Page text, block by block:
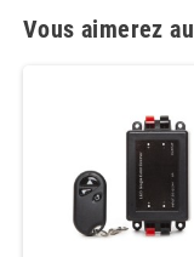
Vous aimerez